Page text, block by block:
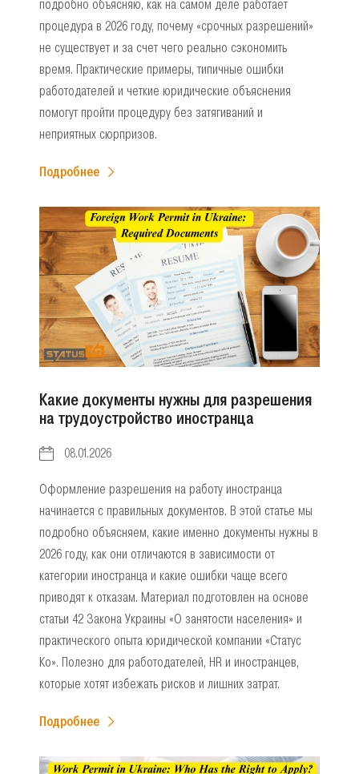
подробно объясняю, как на самом деле работает
процедура в 2026 году, почему «срочных разрешений»
не существует и за счет чего реально сэкономить
время. Практические примеры, типичные ошибки
работодателей и четкие юридические объяснения
помогут пройти процедуру без затягиваний и
неприятных сюрпризов.
Подробнее
Какие документы нужны для разрешения
на трудоустройство иностранца
08.01.2026
Оформление разрешения на работу иностранца
начинается с правильных документов. В этой статье мы
подробно объясняем, какие именно документы нужны в
2026 году, как они отличаются в зависимости от
категории иностранца и какие ошибки чаще всего
приводят к отказам. Материал подготовлен на основе
статьи 42 Закона Украины «О занятости населения» и
практического опыта юридической компании «Статус
Ко». Полезно для работодателей, HR и иностранцев,
которые хотят избежать рисков и лишних затрат.
Подробнее